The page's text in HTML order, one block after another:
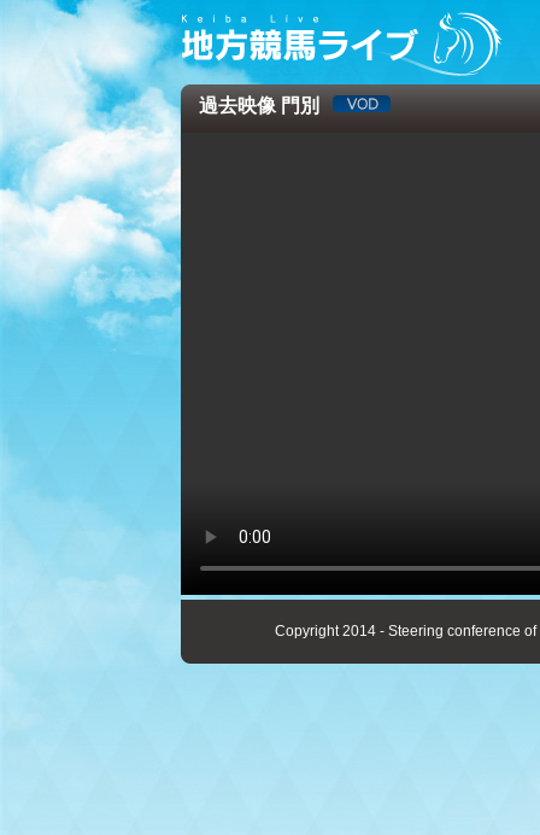
過去映像 門別
Copyright 2014 - Steering conference